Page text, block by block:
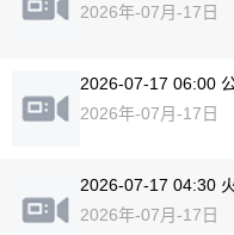
2026年-07月-17日
2026-07-17 06:00
2026年-07月-17日
2026-07-17 04:30
2026年-07月-17日